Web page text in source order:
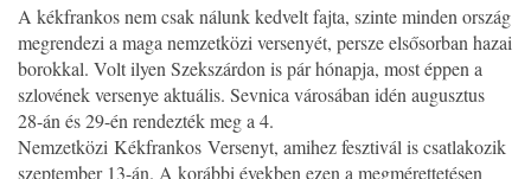
A kékfrankos nem csak nálunk kedvelt fajta, szinte minden ország
megrendezi a maga nemzetközi versenyét, persze elsősorban hazai
borokkal. Volt ilyen Szekszárdon is pár hónapja, most éppen a
szlovének versenye aktuális. Sevnica városában idén augusztus
28-án és 29-én rendezték meg a 4.
Nemzetközi Kékfrankos Versenyt, amihez fesztivál is csatlakozik
szeptember 13-án. A korábbi években ezen a megmérettetésen